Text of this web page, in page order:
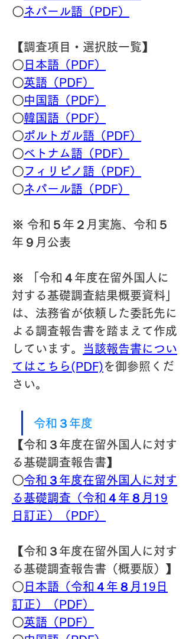
〇ネパール語（PDF）
【調査項目・選択肢一覧】
〇 日本語（PDF）
〇英語（PDF）
〇中国語（PDF）
〇韓国語（PDF）
〇ポルトガル語（PDF）
〇ベトナム語（PDF）
〇フィリピノ語（PDF）
〇ネパール語（PDF）
※ 令和５年２月実施、令和５
年９月公表
※ 「令和４年度在留外国人に
対する基礎調査結果概要資料」
は、法務省が依頼した委託先に
よる調査報告書を踏まえて作成
しています。 当該報告書につい
てはこちら(PDF) を御参照くだ
さい。
令和３年度
【令和３年度在留外国人に対す
る基礎調査報告書】
〇令和３年度在留外国人に対す
る基礎調査（令和４年８月19
日訂正）（PDF）
【令和３年度在留外国人に対す
る基礎調査報告書（概要版）】
〇 日本語（令和４年８月19日
訂正）（PDF）
〇英語（PDF）